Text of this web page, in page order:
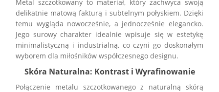
Metal szczotkowany to materiał, który zachwyca swoją
delikatnie matową fakturą i subtelnym połyskiem. Dzięki
temu wygląda nowocześnie, a jednocześnie elegancko.
Jego surowy charakter idealnie wpisuje się w estetykę
minimalistyczną i industrialną, co czyni go doskonałym
wyborem dla miłośników współczesnego designu.
Skóra Naturalna: Kontrast i Wyrafinowanie
Połączenie metalu szczotkowanego z naturalną skórą